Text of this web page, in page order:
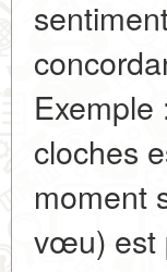
cloches
moment
vœu) est